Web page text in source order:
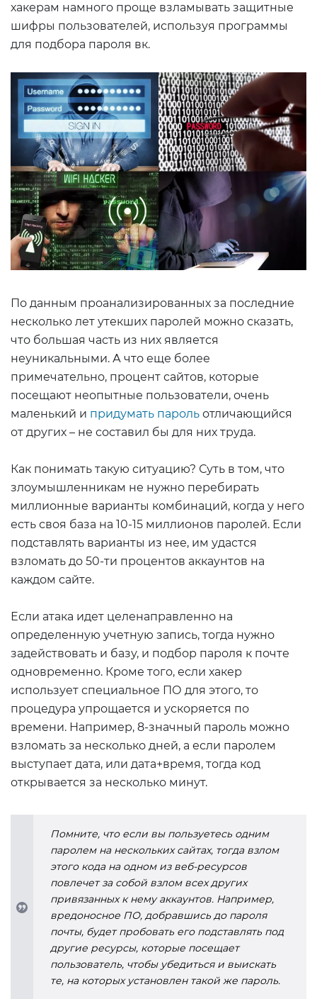
хакерам намного проще взламывать защитные
шифры пользователей, используя программы
для подбора пароля вк.
По данным проанализированных за последние
несколько лет утекших паролей можно сказать,
что большая часть из них является
неуникальными. А что еще более
примечательно, процент сайтов, которые
посещают неопытные пользователи, очень
маленький и придумать пароль отличающийся
от других – не составил бы для них труда.
Как понимать такую ситуацию? Суть в том, что
злоумышленникам не нужно перебирать
миллионные варианты комбинаций, когда у него
есть своя база на 10-15 миллионов паролей. Если
подставлять варианты из нее, им удастся
взломать до 50-ти процентов аккаунтов на
каждом сайте.
Если атака идет целенаправленно на
определенную учетную запись, тогда нужно
задействовать и базу, и подбор пароля к почте
одновременно. Кроме того, если хакер
использует специальное ПО для этого, то
процедура упрощается и ускоряется по
времени. Например, 8-значный пароль можно
взломать за несколько дней, а если паролем
выступает дата, или дата+время, тогда код
открывается за несколько минут.
Помните, что если вы пользуетесь одним
паролем на нескольких сайтах, тогда взлом
этого кода на одном из веб-ресурсов
повлечет за собой взлом всех других
привязанных к нему аккаунтов. Например,
вредоносное ПО, добравшись до пароля
почты, будет пробовать его подставлять под
другие ресурсы, которые посещает
пользователь, чтобы убедиться и выискать
те, на которых установлен такой же пароль.